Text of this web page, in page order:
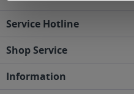
Service Hotline
Shop Service
Information